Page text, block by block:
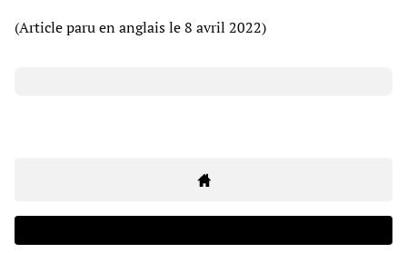
(Article paru en anglais le 8 avril 2022)